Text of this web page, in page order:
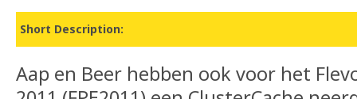
Short Description:
Aap en Beer hebben ook voor het